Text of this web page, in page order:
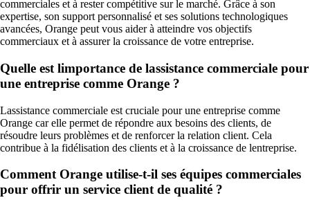
commerciales et à rester compétitive sur le marché. Grâce à son
expertise, son support personnalisé et ses solutions technologiques
avancées, Orange peut vous aider à atteindre vos objectifs
commerciaux et à assurer la croissance de votre entreprise.
Quelle est limportance de lassistance commerciale pour
une entreprise comme Orange ?
Lassistance commerciale est cruciale pour une entreprise comme
Orange car elle permet de répondre aux besoins des clients, de
résoudre leurs problèmes et de renforcer la relation client. Cela
contribue à la fidélisation des clients et à la croissance de lentreprise.
Comment Orange utilise-t-il ses équipes commerciales
pour offrir un service client de qualité ?